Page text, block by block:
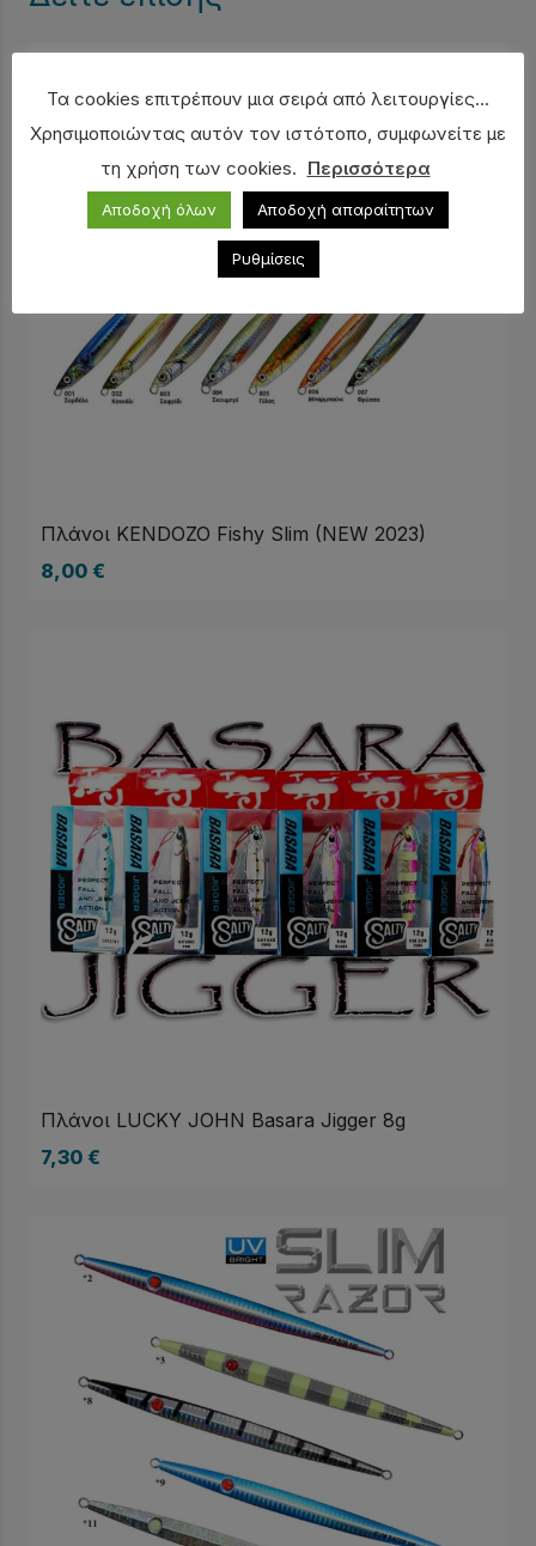
Πλάνοι KENDOZO Fishy Slim (NEW 2023)
8,00 €
Πλάνοι LUCKY JOHN Basara Jigger 8g
7,30 €
Τα cookies επιτρέπουν μια σειρά από λειτουργίες...
Χρησιμοποιώντας αυτόν τον ιστότοπο, συμφωνείτε με
τη χρήση των cookies. Περισσότερα
Αποδοχή όλων Αποδοχή απαραίτητων
Ρυθμίσεις